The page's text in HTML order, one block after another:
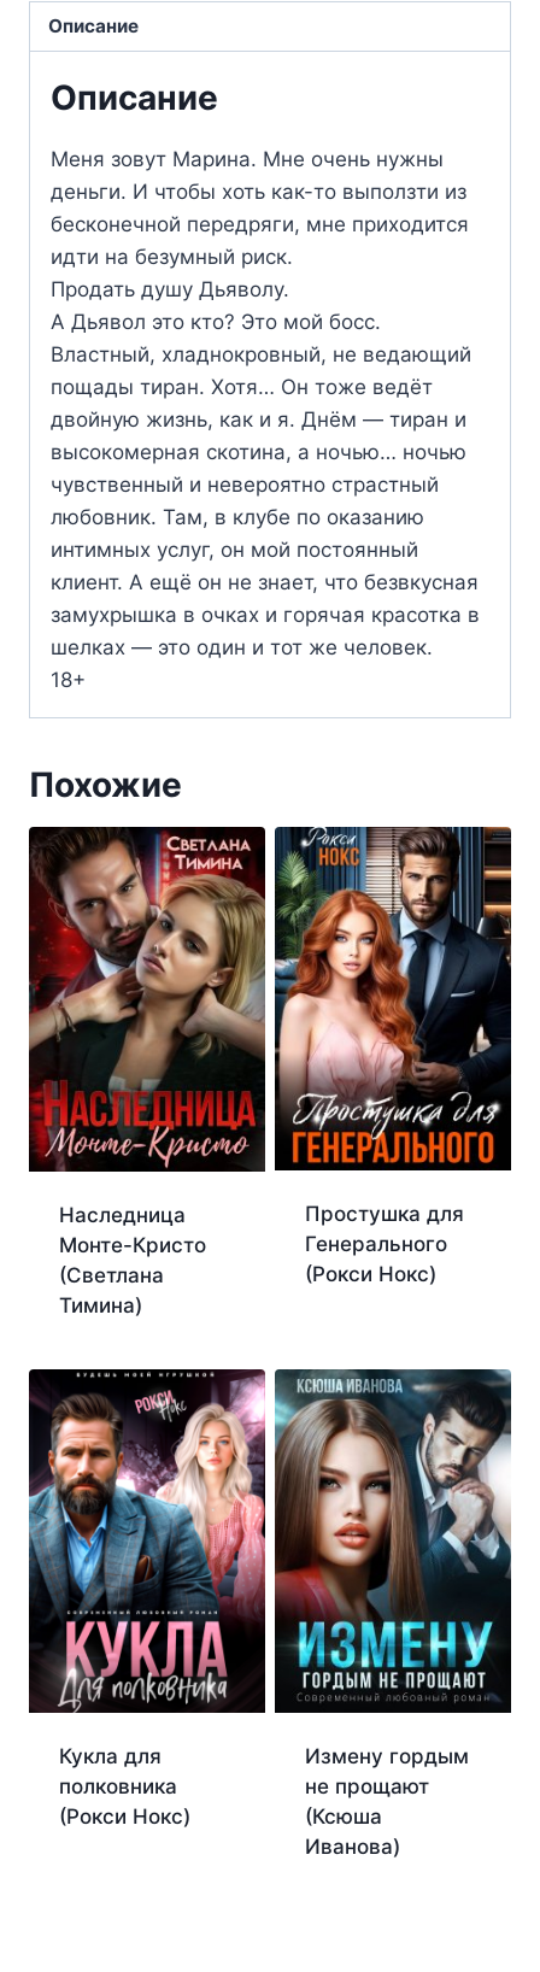
Описание
Описание
Меня зовут Марина. Мне очень нужны
деньги. И чтобы хоть как-то выползти из
бесконечной передряги, мне приходится
идти на безумный риск.
Продать душу Дьяволу.
А Дьявол это кто? Это мой босс.
Властный, хладнокровный, не ведающий
пощады тиран. Хотя… Он тоже ведёт
двойную жизнь, как и я. Днём — тиран и
высокомерная скотина, а ночью… ночью
чувственный и невероятно страстный
любовник. Там, в клубе по оказанию
интимных услуг, он мой постоянный
клиент. А ещё он не знает, что безвкусная
замухрышка в очках и горячая красотка в
шелках — это один и тот же человек.
18+
Похожие
Наследница
Монте-Кристо
(Светлана
Тимина)
Простушка для
Генерального
(Рокси Нокс)
Кукла для
полковника
(Рокси Нокс)
Измену гордым
не прощают
(Ксюша
Иванова)